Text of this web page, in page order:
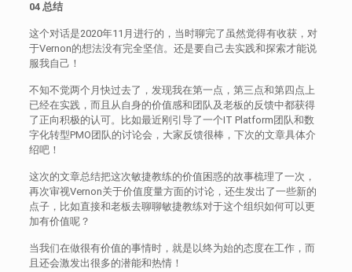
04 总结
这个对话是2020年11月进行的，当时聊完了虽然觉得有收获，对
于Vernon的想法没有完全坚信。还是要自己去实践和探索才能说
服我自己！
不知不觉两个月快过去了，发现我在第一点，第三点和第四点上
已经在实践，而且从自身的价值感和团队及老板的反馈中都获得
了正向积极的认可。比如最近刚引导了一个IT Platform团队和数
字化转型PMO团队的讨论会，大家反馈很棒，下次的文章具体介
绍吧！
这次的文章总结把这次敏捷教练的价值困惑的故事梳理了一次，
再次审视Vernon关于价值度量方面的讨论，还生发出了一些新的
点子，比如直接和老板去聊聊敏捷教练对于这个组织如何可以更
加有价值呢？
当我们在做很有价值的事情时，就是以终为始的态度在工作，而
且还会激发出很多的潜能和热情！